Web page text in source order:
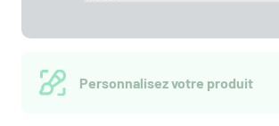
Personnalisez votre produit